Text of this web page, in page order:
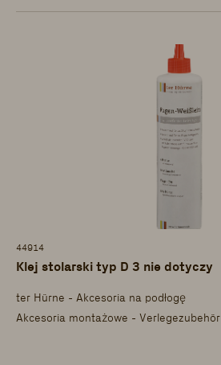
44914
Klej stolarski typ D 3 nie dotyczy
ter Hürne - Akcesoria na podłogę
Akcesoria montażowe - Verlegezubehör